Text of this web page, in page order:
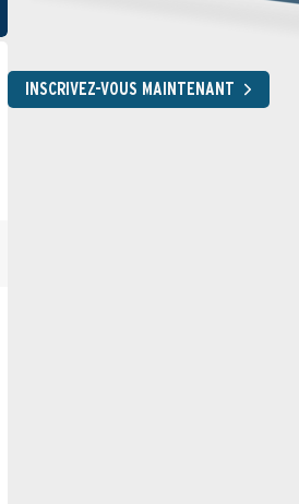
INSCRIVEZ-VOUS MAINTENANT